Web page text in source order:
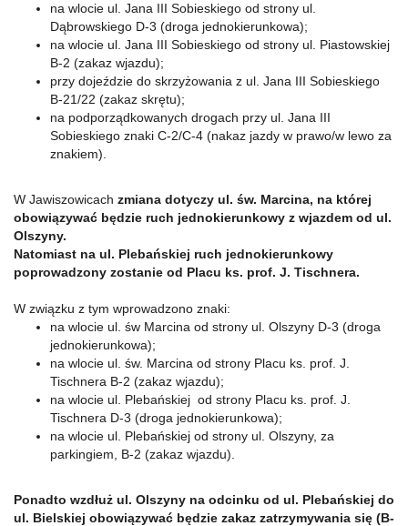
na wlocie ul. Jana III Sobieskiego od strony ul.
Dąbrowskiego D-3 (droga jednokierunkowa);
na wlocie ul. Jana III Sobieskiego od strony ul. Piastowskiej
B-2 (zakaz wjazdu);
przy dojeździe do skrzyżowania z ul. Jana III Sobieskiego
B-21/22 (zakaz skrętu);
na podporządkowanych drogach przy ul. Jana III
Sobieskiego znaki C-2/C-4 (nakaz jazdy w prawo/w lewo za
znakiem).
W Jawiszowicach zmiana dotyczy ul. św. Marcina, na której
obowiązywać będzie ruch jednokierunkowy z wjazdem od ul.
Olszyny.
Natomiast na ul. Plebańskiej ruch jednokierunkowy
poprowadzony zostanie od Placu ks. prof. J. Tischnera.
W związku z tym wprowadzono znaki:
na wlocie ul. św Marcina od strony ul. Olszyny D-3 (droga
jednokierunkowa);
na wlocie ul. św. Marcina od strony Placu ks. prof. J.
Tischnera B-2 (zakaz wjazdu);
na wlocie ul. Plebańskiej od strony Placu ks. prof. J.
Tischnera D-3 (droga jednokierunkowa);
na wlocie ul. Plebańskiej od strony ul. Olszyny, za
parkingiem, B-2 (zakaz wjazdu).
Ponadto wzdłuż ul. Olszyny na odcinku od ul. Plebańskiej do
ul. Bielskiej obowiązywać będzie zakaz zatrzymywania się (B-